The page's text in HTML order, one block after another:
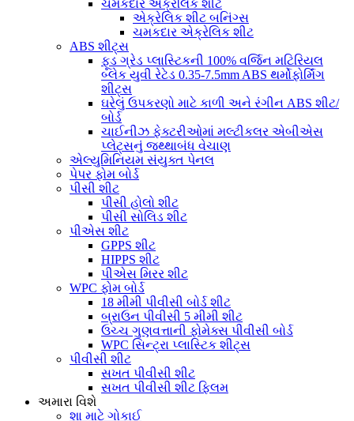
ચમકદાર એક્રેલિક શીટ
એક્રેલિક શીટ બનિંગ્સ
ચમકદાર એક્રેલિક શીટ
ABS શીટ્સ
ફૂડ ગ્રેડ પ્લાસ્ટિકની 100% વર્જિન મટિરિયલ
બ્લેક યુવી રેટેડ 0.35-7.5mm ABS થર્મોફોર્મિંગ
શીટ્સ
ઘરેલું ઉપકરણો માટે કાળી અને રંગીન ABS શીટ/
બોર્ડ
ચાઈનીઝ ફેક્ટરીઓમાં મલ્ટીકલર એબીએસ
પ્લેટ્સનું જથ્થાબંધ વેચાણ
એલ્યુમિનિયમ સંયુક્ત પેનલ
પેપર ફોમ બોર્ડ
પીસી શીટ
પીસી હોલો શીટ
પીસી સોલિડ શીટ
પીએસ શીટ
GPPS શીટ
HIPPS શીટ
પીએસ મિરર શીટ
WPC ફોમ બોર્ડ
18 મીમી પીવીસી બોર્ડ શીટ
બ્રાઉન પીવીસી 5 મીમી શીટ
ઉચ્ચ ગુણવત્તાની ફોમેક્સ પીવીસી બોર્ડ
WPC સિન્ટ્રા પ્લાસ્ટિક શીટ્સ
પીવીસી શીટ
સખત પીવીસી શીટ
સખત પીવીસી શીટ ફ્લિમ
અમારા વિશે
શા માટે ગોકાઈ